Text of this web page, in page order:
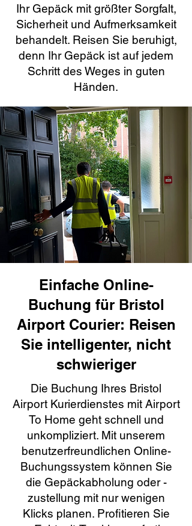
Ihr Gepäck mit größter Sorgfalt,
Sicherheit und Aufmerksamkeit
behandelt. Reisen Sie beruhigt,
denn Ihr Gepäck ist auf jedem
Schritt des Weges in guten
Händen.
Einfache Online-
Buchung für Bristol
Airport Courier: Reisen
Sie intelligenter, nicht
schwieriger
Die Buchung Ihres Bristol
Airport Kurierdienstes mit Airport
To Home geht schnell und
unkompliziert. Mit unserem
benutzerfreundlichen Online-
Buchungssystem können Sie
die Gepäckabholung oder -
zustellung mit nur wenigen
Klicks planen. Profitieren Sie